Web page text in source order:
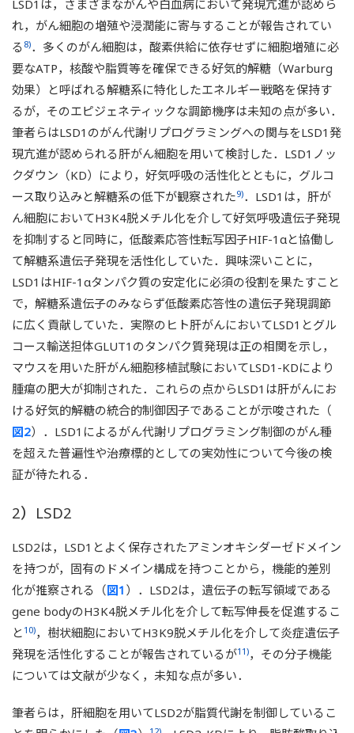
LSD1は，さまざまながんや白血病において発現亢進が認めら
れ，がん細胞の増殖や浸潤能に寄与することが報告されてい
る 8)．多くのがん細胞は，酸素供給に依存せずに細胞増殖に必
要なATP，核酸や脂質等を確保できる好気的解糖（Warburg
効果）と呼ばれる解糖系に特化したエネルギー戦略を保持す
るが，そのエピジェネティックな調節機序は未知の点が多い．
筆者らはLSD1のがん代謝リプログラミングへの関与をLSD1発
現亢進が認められる肝がん細胞を用いて検討した．LSD1ノッ
クダウン（KD）により，好気呼吸の活性化とともに，グルコ
ース取り込みと解糖系の低下が観察された9)．LSD1は，肝が
ん細胞においてH3K4脱メチル化を介して好気呼吸遺伝子発現
を抑制すると同時に，低酸素応答性転写因子HIF-1αと協働し
て解糖系遺伝子発現を活性化していた．興味深いことに，
LSD1はHIF-1αタンパク質の安定化に必須の役割を果たすこと
で，解糖系遺伝子のみならず低酸素応答性の遺伝子発現調節
に広く貢献していた．実際のヒト肝がんにおいてLSD1とグル
コース輸送担体GLUT1のタンパク質発現は正の相関を示し，
マウスを用いた肝がん細胞移植試験においてLSD1-KDにより
腫瘍の肥大が抑制された．これらの点からLSD1は肝がんにお
ける好気的解糖の統合的制御因子であることが示唆された（
図2）．LSD1によるがん代謝リプログラミング制御のがん種
を超えた普遍性や治療標的としての実効性について今後の検
証が待たれる．
2）LSD2
LSD2は，LSD1とよく保存されたアミンオキシダーゼドメイン
を持つが，固有のドメイン構成を持つことから，機能的差別
化が推察される（図1 ）．LSD2は，遺伝子の転写領域である
gene bodyのH3K4脱メチル化を介して転写伸長を促進するこ
と 10)，樹状細胞においてH3K9脱メチル化を介して炎症遺伝子
発現を活性化することが報告されているが11)，その分子機能
については文献が少なく，未知な点が多い．
筆者らは，肝細胞を用いてLSD2が脂質代謝を制御しているこ